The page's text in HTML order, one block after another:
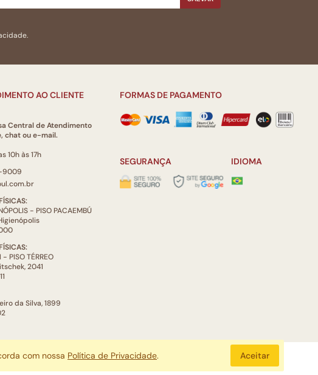
AO CLIENTE
Central de Atendimento
chat ou e-mail.
10h às 17h
9009
- PISO PACAEMBÚ
- PISO TÉRREO
2041
da Silva, 1899
FORMAS DE PAGAMENTO
SEGURANÇA IDIOMA
52com nossa Política de Privacidade. Aceitar